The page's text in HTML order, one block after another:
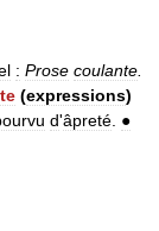
: Prose coulante
(expressions)
d'âpreté ●